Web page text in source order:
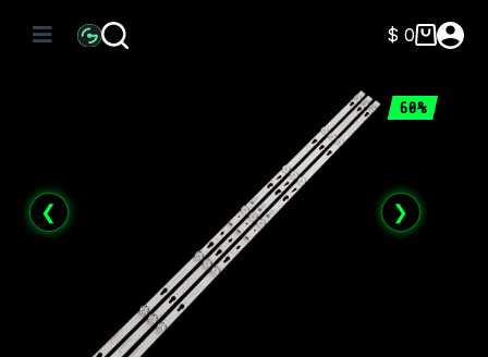
Carro
$ 0
60%
❮ ❯